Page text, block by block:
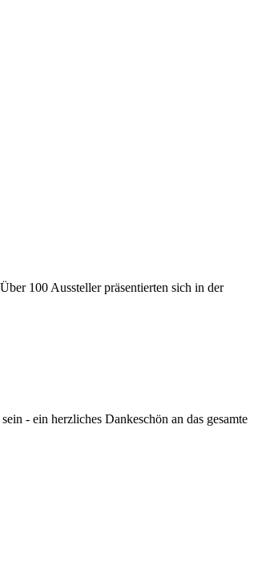
100 Aussteller präsentierten sich in der
- ein herzliches Dankeschön an das gesamte